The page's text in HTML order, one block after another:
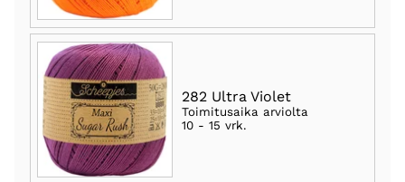
282 Ultra Violet
Toimitusaika arviolta
10 - 15 vrk.